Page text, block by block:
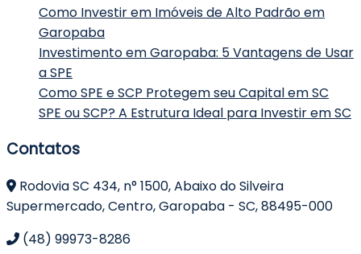
Como Investir em Imóveis de Alto Padrão em
Garopaba
Investimento em Garopaba: 5 Vantagens de Usar
a SPE
Como SPE e SCP Protegem seu Capital em SC
SPE ou SCP? A Estrutura Ideal para Investir em SC
Contatos
Rodovia SC 434, n° 1500, Abaixo do Silveira
Supermercado, Centro, Garopaba - SC, 88495-000
(48) 99973-8286